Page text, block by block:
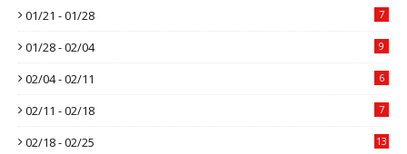
01/21 - 01/28 7
01/28 - 02/04 9
02/04 - 02/11 6
02/11 - 02/18 7
02/18 - 02/25 13